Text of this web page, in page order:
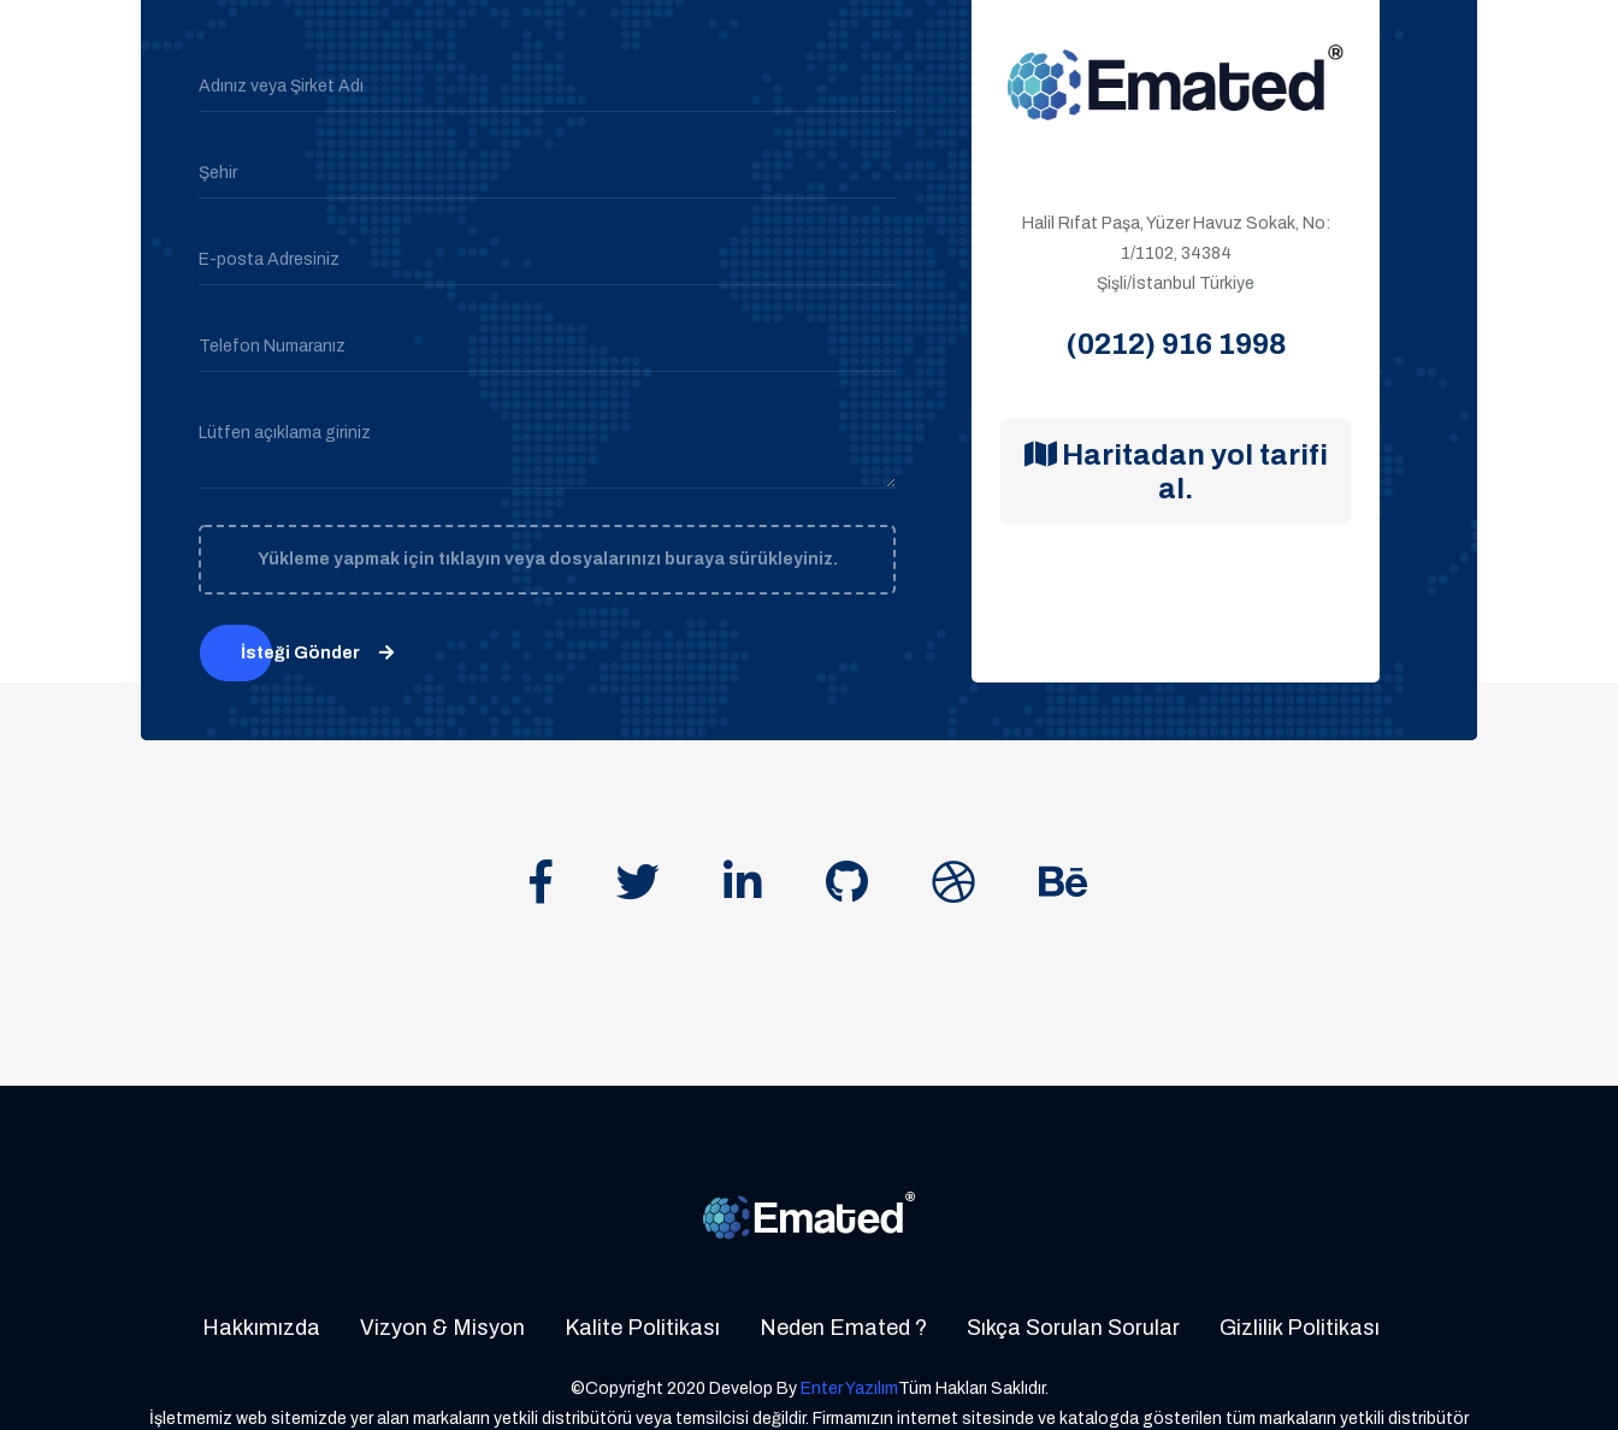
Adınız veya Şirket Adı
Şehir
E-posta Adresiniz
Telefon Numaranız
Lütfen açıklama giriniz
Yükleme yapmak için tıklayın veya dosyalarınızı buraya sürükleyiniz.
İsteği Gönder
Halil Rıfat Paşa, Yüzer Havuz Sokak, No:
1/1102, 34384
Şişli/İstanbul Türkiye
(0212) 916 1998
Haritadan yol tarifi
al.
Hakkımızda Vizyon & Misyon Kalite Politikası Neden Emated ? Sıkça Sorulan Sorular Gizlilik Politikası
©Copyright 2020 Develop By Enter YazılımTüm Hakları Saklıdır.
İşletmemiz web sitemizde yer alan markaların yetkili distribütörü veya temsilcisi değildir. Firmamızın internet sitesinde ve katalogda gösterilen tüm markaların yetkili distribütör